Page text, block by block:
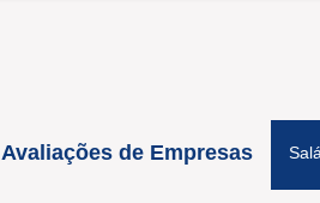
Avaliações de Empresas